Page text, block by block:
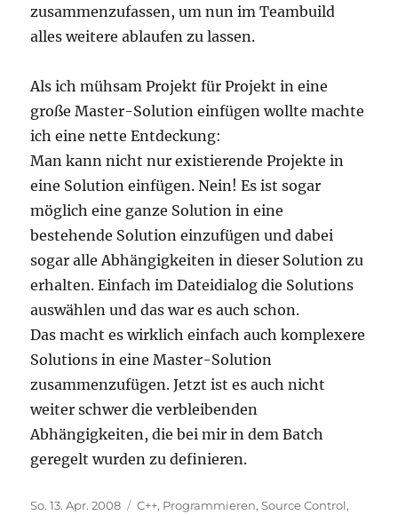
zusammenzufassen, um nun im Teambuild
alles weitere ablaufen zu lassen.
Als ich mühsam Projekt für Projekt in eine
große Master-Solution einfügen wollte machte
ich eine nette Entdeckung:
Man kann nicht nur existierende Projekte in
eine Solution einfügen. Nein! Es ist sogar
möglich eine ganze Solution in eine
bestehende Solution einzufügen und dabei
sogar alle Abhängigkeiten in dieser Solution zu
erhalten. Einfach im Dateidialog die Solutions
auswählen und das war es auch schon.
Das macht es wirklich einfach auch komplexere
Solutions in eine Master-Solution
zusammenzufügen. Jetzt ist es auch nicht
weiter schwer die verbleibenden
Abhängigkeiten, die bei mir in dem Batch
geregelt wurden zu definieren.
Veröffentlicht
So. 13. Apr. 2008 Kategorien
C++, Programmieren,Source Control,